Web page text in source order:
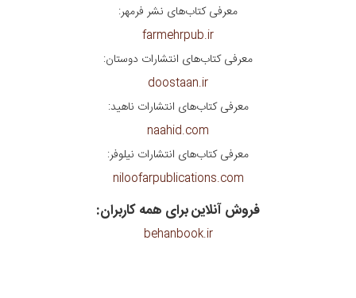
معرفی کتاب‌های نشر فرمهر:
farmehrpub.ir
معرفی کتاب‌های انتشارات دوستان:
doostaan.ir
معرفی کتاب‌های انتشارات ناهید:
naahid.com
معرفی کتاب‌های انتشارات نیلوفر:
niloofarpublications.com
فروش آنلاین برای همه کاربران:
behanbook.ir